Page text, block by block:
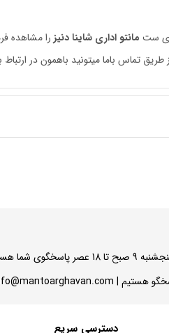
ست مانتو اداری شاینا دنیز را مشاهده
تماس باما میتونید باهمون در ارتباط
پاسخگوی شما هستیم
دسترسی سریع